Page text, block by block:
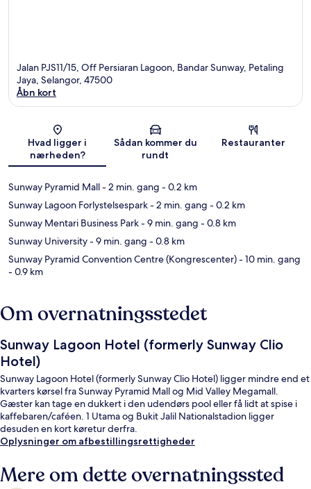
Jalan PJS11/15, Off Persiaran Lagoon, Bandar Sunway, Petaling
Jaya, Selangor, 47500
Åbn kort
Hvad ligger i
nærheden?
Sådan kommer du
rundt
Restauranter
Sunway Pyramid Mall- 2 min. gang - 0.2 km
Sunway Lagoon Forlystelsespark- 2 min. gang - 0.2 km
Sunway Mentari Business Park- 9 min. gang - 0.8 km
Sunway University- 9 min. gang - 0.8 km
Sunway Pyramid Convention Centre (Kongrescenter)- 10 min. gang
- 0.9 km
Om overnatningsstedet
Sunway Lagoon Hotel (formerly Sunway Clio
Hotel)
Sunway Lagoon Hotel (formerly Sunway Clio Hotel) ligger mindre end et
kvarters kørsel fra Sunway Pyramid Mall og Mid Valley Megamall.
Gæster kan tage en dukkert i den udendørs pool eller få lidt at spise i
kaffebaren/caféen. 1 Utama og Bukit Jalil Nationalstadion ligger
desuden en kort køretur derfra.
Oplysninger om afbestillingsrettigheder
Mere om dette overnatningssted